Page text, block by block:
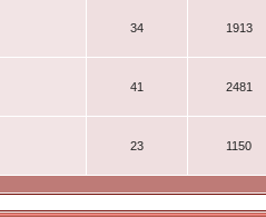
34 1913
41 2481
23 1150